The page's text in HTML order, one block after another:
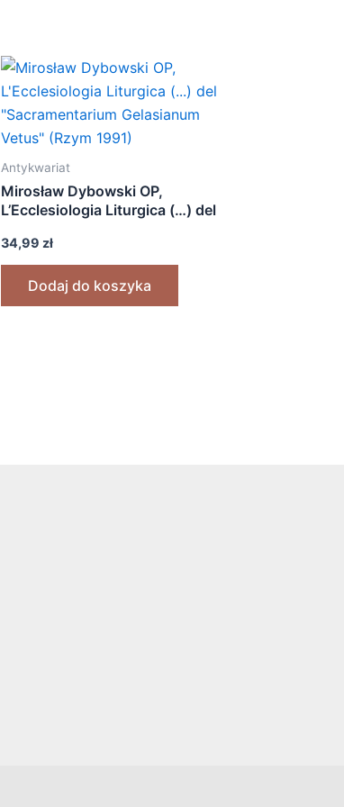
Antykwariat
Mirosław Dybowski OP,
L’Ecclesiologia Liturgica (…) del
Vetus” (Rzym 1991)
34,99 zł
Dodaj do koszyka